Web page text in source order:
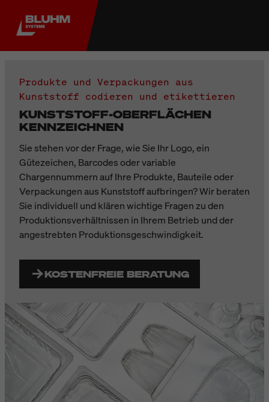
Produkte und Verpackungen aus
Kunststoff codieren und etikettieren
KUNSTSTOFF-OBERFLÄCHEN
KENNZEICHNEN
Sie stehen vor der Frage, wie Sie Ihr Logo, ein
Gütezeichen, Barcodes oder variable
Chargennummern auf Ihre Produkte, Bauteile oder
Verpackungen aus Kunststoff aufbringen? Wir beraten
Sie individuell und klären wichtige Fragen zu den
Produktionsverhältnissen in Ihrem Betrieb und der
angestrebten Produktionsgeschwindigkeit.
KOSTENFREIE BERATUNG